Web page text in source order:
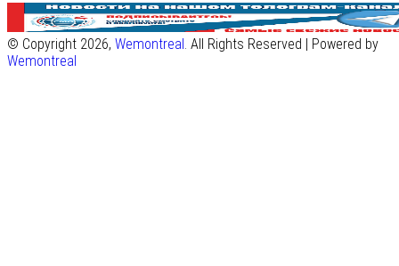
© Copyright 2026, Wemontreal. All Rights Reserved | Powered by
Wemontreal